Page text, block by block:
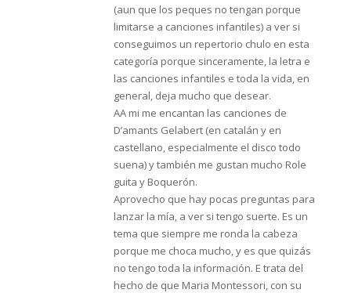
(aun que los peques no tengan porque
limitarse a canciones infantiles) a ver si
conseguimos un repertorio chulo en esta
categoría porque sinceramente, la letra e
las canciones infantiles e toda la vida, en
general, deja mucho que desear.
AA mi me encantan las canciones de
D’amants Gelabert (en catalán y en
castellano, especialmente el disco todo
suena) y también me gustan mucho Role
guita y Boquerón.
Aprovecho que hay pocas preguntas para
lanzar la mía, a ver si tengo suerte. Es un
tema que siempre me ronda la cabeza
porque me choca mucho, y es que quizás
no tengo toda la información. E trata del
hecho de que Maria Montessori, con su